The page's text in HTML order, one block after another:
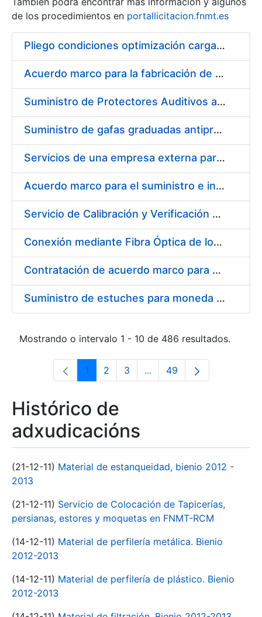
Mostrar/Ocultar
de los procedimientos en portallicitacion.fnmt.es
Pliego condiciones optimización cargas compras firmado
Acuerdo marco para la fabricación de piezas
Suministro de Protectores Auditivos a medida para las personas trabajadoras de los Centros de Trabajo de Madrid y Burgos
Suministro de gafas graduadas antiproyecciones para los trabajadores de la FNMT-RCM en los centros de trabajo de Madrid y Burgos
Servicios de una empresa externa para el asesoramiento y resolución de los recursos de alzada que se presentan relacionados con procesos de selección para la FNMT-RCM
Acuerdo marco para el suministro e instalación de persianas, estores y otros complementos
Servicio de Calibración y Verificación Externa de los Equipos de Medición del Servicio de Prevención de la FNMT-RCM
Conexión mediante Fibra Óptica de los Centros de Proceso de Datos (CPDs) de las sedes de la FNMT-RCM de Burgos y Madrid
Contratación de acuerdo marco para el Suministro de Material de Electricidad para la Fábrica Nacional de Moneda y Timbre-Real Casa de la Moneda en su centro de trabajo de Burgos
Suministro de estuches para moneda de 30 €
Mostrando o intervalo 1 - 10 de 486 resultados.
Páxina
1 Páxina
2 Páxina
3 ...Páxinas intermedias Use
Páxina
49
Histórico de
adxudicacións
(21-12-11) Material de estanqueidad, bienio 2012 -
2013
(21-12-11) Servicio de Colocación de Tapicerías,
persianas, estores y moquetas en FNMT-RCM
(14-12-11) Material de perfilería metálica. Bienio
2012-2013
(14-12-11) Material de perfilería de plástico. Bienio
2012-2013